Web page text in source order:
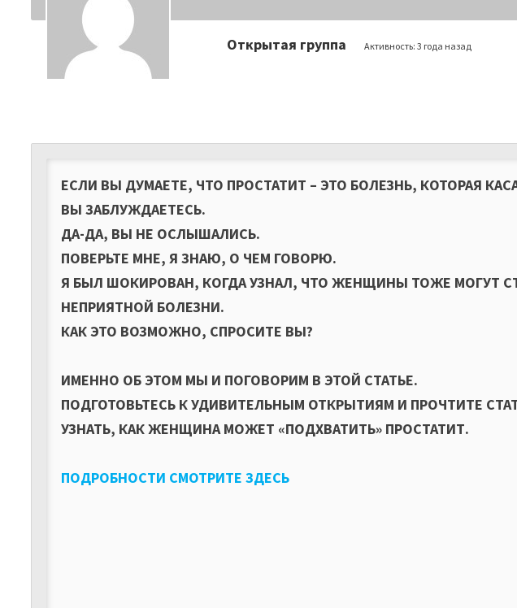
Открытая группа Активность:3 года назад
ЕСЛИ ВЫ ДУМАЕТЕ, ЧТО ПРОСТАТИТ – ЭТО БОЛЕЗНЬ, КОТОРАЯ
ВЫ ЗАБЛУЖДАЕТЕСЬ.
ДА-ДА, ВЫ НЕ ОСЛЫШАЛИСЬ.
ПОВЕРЬТЕ МНЕ, Я ЗНАЮ, О ЧЕМ ГОВОРЮ.
Я БЫЛ ШОКИРОВАН, КОГДА УЗНАЛ, ЧТО ЖЕНЩИНЫ ТОЖЕ МОГУТ
НЕПРИЯТНОЙ БОЛЕЗНИ.
КАК ЭТО ВОЗМОЖНО, СПРОСИТЕ ВЫ?
ИМЕННО ОБ ЭТОМ МЫ И ПОГОВОРИМ В ЭТОЙ СТАТЬЕ.
ПОДГОТОВЬТЕСЬ К УДИВИТЕЛЬНЫМ ОТКРЫТИЯМ И ПРОЧТИТЕ
УЗНАТЬ, КАК ЖЕНЩИНА МОЖЕТ «ПОДХВАТИТЬ» ПРОСТАТИТ.
ПОДРОБНОСТИ СМОТРИТЕ ЗДЕСЬ